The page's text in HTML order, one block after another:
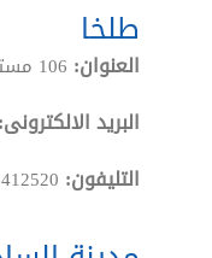
طلخا
العنوان: 106 مستشفى طلخا العام - تقسيم العلمين
البريد الالكترونى:
التليفون: